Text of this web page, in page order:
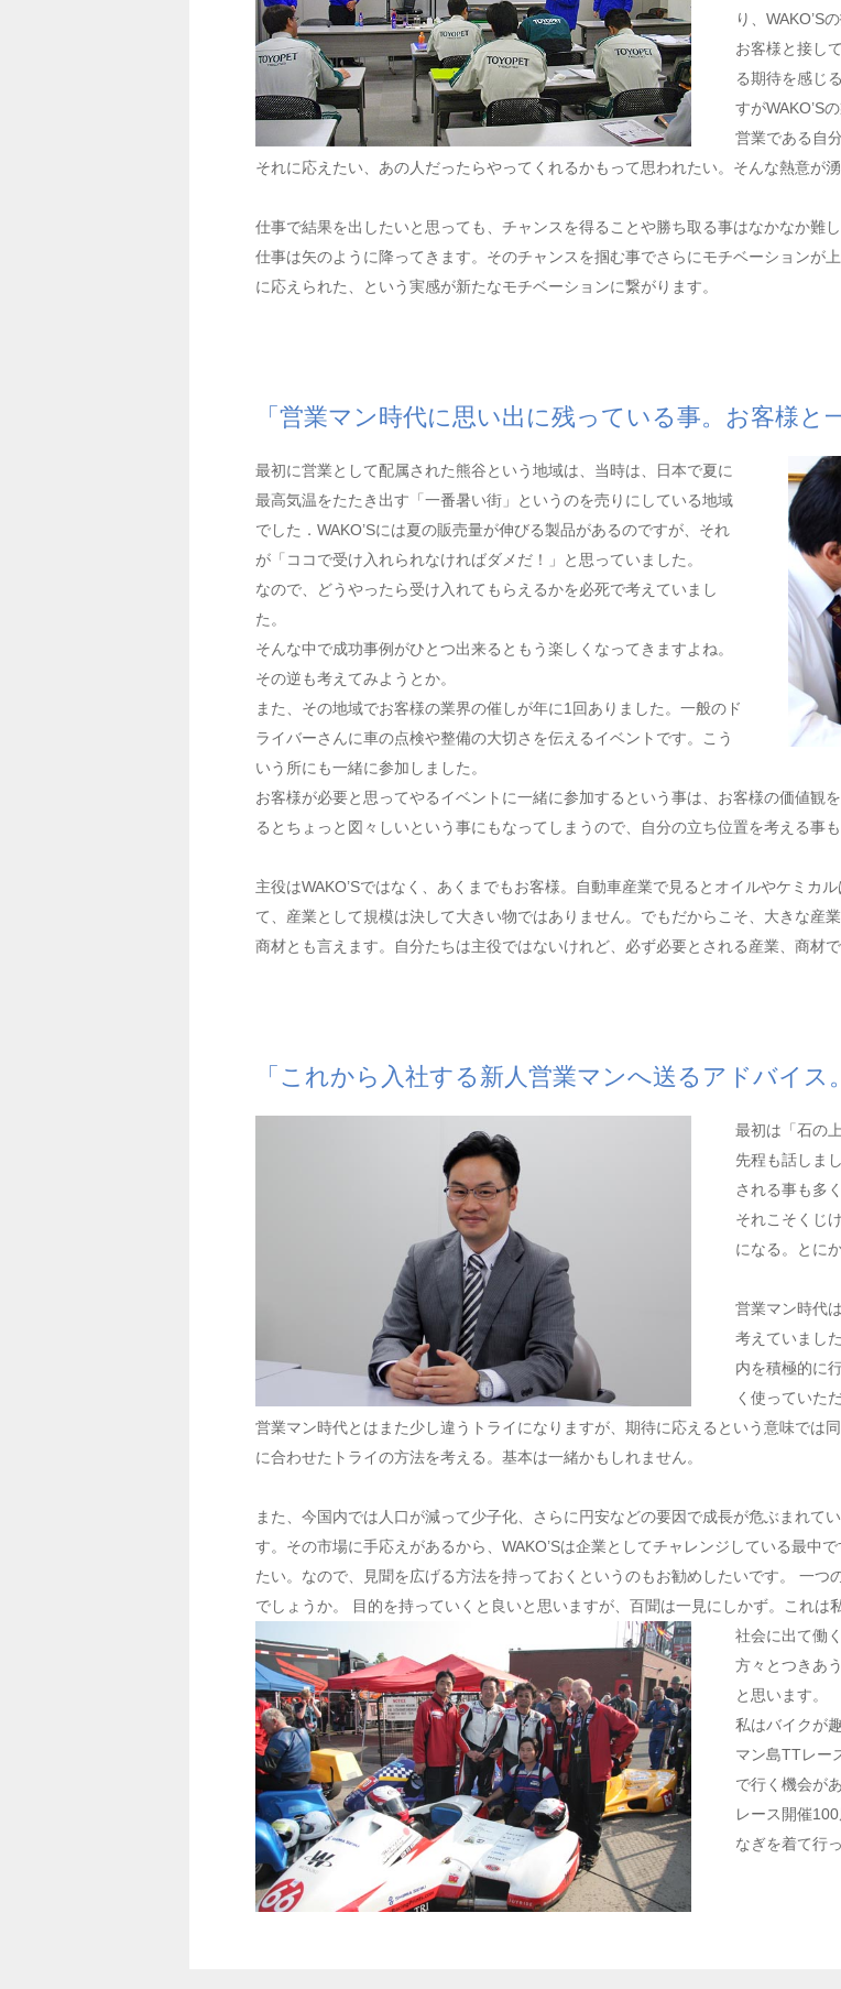
り、WAKO’S
お客様と接し
る期待を感じ
すがWAKO’S
営業である自
それに応えたい、あの人だったらやってくれるかもって思われたい。そんな熱意が湧
仕事で結果を出したいと思っても、チャンスを得ることや勝ち取る事はなかなか難
仕事は矢のように降ってきます。そのチャンスを掴む事でさらにモチベーションが
に応えられた、という実感が新たなモチベーションに繋がります。
「営業マン時代に思い出に残っている事。お客様と
最初に営業として配属された熊谷という地域は、当時は、日本で夏に
最高気温をたたき出す「一番暑い街」というのを売りにしている地域
でした．WAKO’Sには夏の販売量が伸びる製品があるのですが、それ
が「ココで受け入れられなければダメだ！」と思っていました。
なので、どうやったら受け入れてもらえるかを必死で考えていまし
た。
そんな中で成功事例がひとつ出来るともう楽しくなってきますよね。
その逆も考えてみようとか。
また、その地域でお客様の業界の催しが年に1回ありました。一般のド
ライバーさんに車の点検や整備の大切さを伝えるイベントです。こう
いう所にも一緒に参加しました。
お客様が必要と思ってやるイベントに一緒に参加するという事は、お客様の価値観
るとちょっと図々しいという事にもなってしまうので、自分の立ち位置を考える事も
主役はWAKO’Sではなく、あくまでもお客様。自動車産業で見るとオイルやケミカ
て、産業として規模は決して大きい物ではありません。でもだからこそ、大きな産
商材とも言えます。自分たちは主役ではないけれど、必ず必要とされる産業、商材
「これから入社する新人営業マンへ送るアドバイス
最初は「石の
先程も話しま
される事も多
それこそくじ
になる。とに
営業マン時代
考えていまし
内を積極的に
く使っていた
営業マン時代とはまた少し違うトライになりますが、期待に応えるという意味では
に合わせたトライの方法を考える。基本は一緒かもしれません。
また、今国内では人口が減って少子化、さらに円安などの要因で成長が危ぶまれて
す。その市場に手応えがあるから、WAKO’Sは企業としてチャレンジしている最中
たい。なので、見聞を広げる方法を持っておくというのもお勧めしたいです。 一
でしょうか。 目的を持っていくと良いと思いますが、百聞は一見にしかず。これは
社会に出て働
方々とつきあ
と思います。
私はバイクが
マン島TTレー
で行く機会が
レース開催
なぎを着て行